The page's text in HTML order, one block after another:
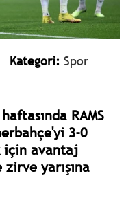
Kategori: Spor
RAMS
3-0
için avantaj
yarışına